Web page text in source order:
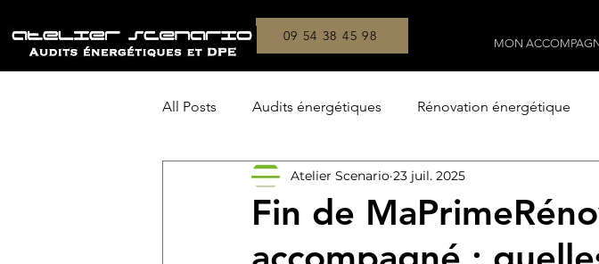
MON
09 54 38 45 98
All Posts Audits énergétiques Rénovation énergétique
Copropriétés On a testé ! Construction
Fin de
Atelier Scenario 23 juil. 2025